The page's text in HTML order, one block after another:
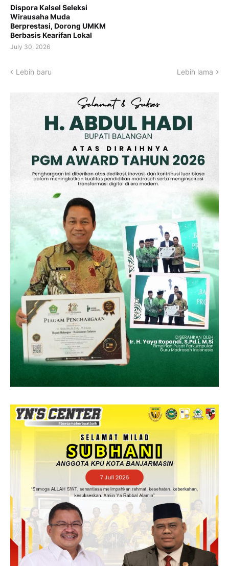
Dispora Kalsel Seleksi
Wirausaha Muda
Berprestasi, Dorong UMKM
Berbasis Kearifan Lokal
July 30, 2026
Lebih baru Lebih lama